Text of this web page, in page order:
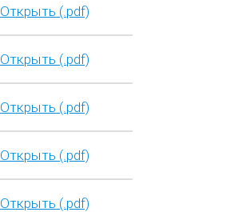
Открыть (.pdf)
Открыть (.pdf)
Открыть (.pdf)
Открыть (.pdf)
Открыть (.pdf)